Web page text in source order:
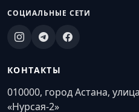
СОЦИАЛЬНЫЕ СЕТИ
КОНТАКТЫ
010000, город Астана,
«Нурсая-2»